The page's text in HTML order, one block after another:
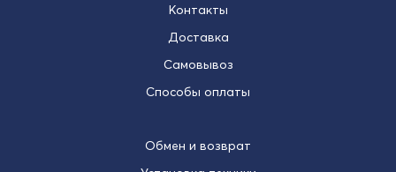
Контакты
Доставка
Самовывоз
Способы оплаты
Обмен и возврат